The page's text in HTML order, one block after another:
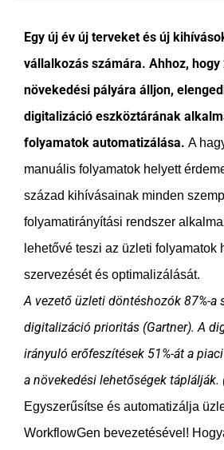
Egy új év új terveket és új
vállalkozás számára. Ahhoz, hogy
növekedési pályára álljon,
digitalizáció eszköztárának
folyamatok automatizálása. A
manuális folyamatok helyett
század kihívásainak minden
folyamatirányítási rendszer
lehetővé teszi az üzleti folyamatok
szervezését és optimalizálását.
A vezető üzleti döntéshozók 87%-a
digitalizáció prioritás (Gartner). A
irányuló erőfeszítések 51%-át a
a növekedési lehetőségek táplálják.
Egyszerűsítse és automatizálja
WorkflowGen bevezetésével!